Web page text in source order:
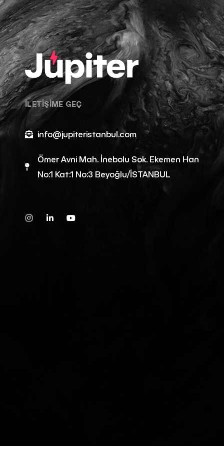
İLETİŞİME GEÇ
info@jupiteristanbul.com
Ömer Avni Mah. İnebolu Sok. Ekemen Han
No:1 Kat:1 No:3 Beyoğlu/İSTANBUL